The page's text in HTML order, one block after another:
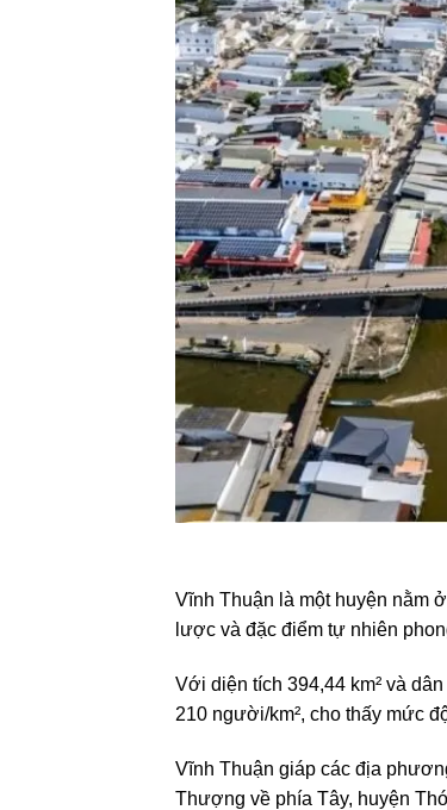
Vĩnh Thuận là một huyện nằm
lược và đặc điểm tự nhiên
Với diện tích 394,44 km² và
210 người/km², cho thấy mức
Vĩnh Thuận giáp các địa
Thượng về phía Tây, huyện